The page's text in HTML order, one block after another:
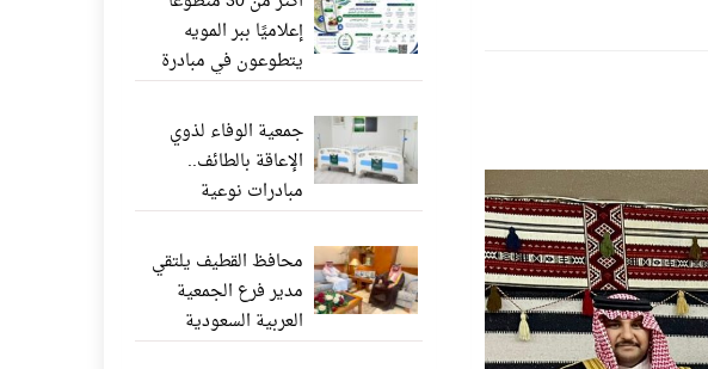
إعلاميًا ببر المويه
يتطوعون في مبادرة
«ناشر الخير» عبر
واتساب
جمعية الوفاء لذوي
الإعاقة بالطائف..
مبادرات نوعية
وإنجازات إنسانية تعزز
جودة الحياة
محافظ القطيف يلتقي
مدير فرع الجمعية
العربية السعودية
للثقافة والفنون بالدمام